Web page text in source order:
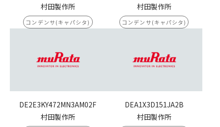
村田製作所
コンデンサ(キャパシタ)
村田製作所
コンデンサ(キャパシタ)
DE2E3KY472MN3AM02F
村田製作所
DEA1X3D151JA2B
村田製作所